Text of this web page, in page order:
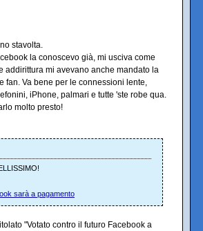
stavolta.
la conoscevo già, mi usciva come
addirittura mi avevano anche mandato la
fan. Va bene per le connessioni lente,
iPhone, palmari e tutte 'ste robe qua.
molto presto!
"Votato contro il futuro Facebook a